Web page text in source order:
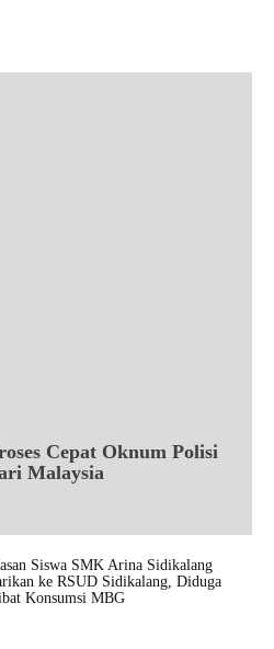
Cepat Oknum Polisi
Malaysia
Siswa SMK Arina Sidikalang
ke RSUD Sidikalang, Diduga
Konsumsi MBG